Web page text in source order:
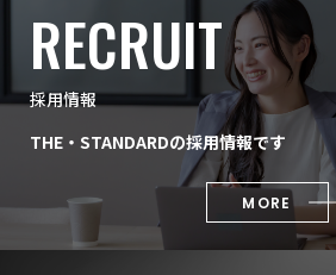
RECRUIT
採用情報
THE・STANDARDの採用情報です
MORE